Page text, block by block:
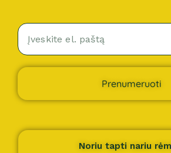
Prenumeruoti
Noriu tapti nariu